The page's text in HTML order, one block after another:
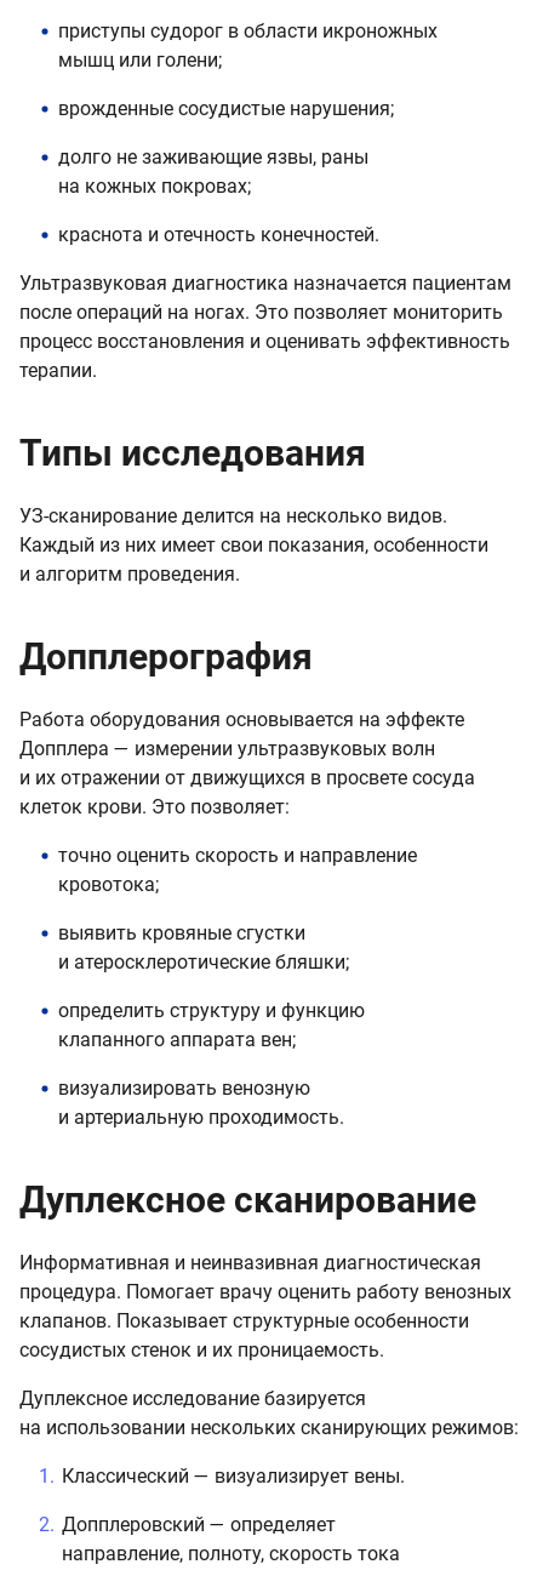
приступы судорог в области икроножных
мышц или голени;
врожденные сосудистые нарушения;
долго не заживающие язвы, раны
на кожных покровах;
краснота и отечность конечностей.
Ультразвуковая диагностика назначается пациентам
после операций на ногах. Это позволяет мониторить
процесс восстановления и оценивать эффективность
терапии.
Типы исследования
УЗ-сканирование делится на несколько видов.
Каждый из них имеет свои показания, особенности
и алгоритм проведения.
Допплерография
Работа оборудования основывается на эффекте
Допплера — измерении ультразвуковых волн
и их отражении от движущихся в просвете сосуда
клеток крови. Это позволяет:
точно оценить скорость и направление
кровотока;
выявить кровяные сгустки
и атеросклеротические бляшки;
определить структуру и функцию
клапанного аппарата вен;
визуализировать венозную
и артериальную проходимость.
Дуплексное сканирование
Информативная и неинвазивная диагностическая
процедура. Помогает врачу оценить работу венозных
клапанов. Показывает структурные особенности
сосудистых стенок и их проницаемость.
Дуплексное исследование базируется
на использовании нескольких сканирующих режимов:
Классический — визуализирует вены.
Допплеровский — определяет
направление, полноту, скорость тока